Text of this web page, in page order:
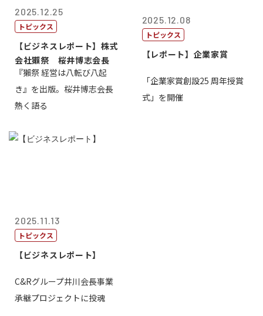
2025.12.25
トピックス
【ビジネスレポート】株式
会社獺祭 桜井博志会長
『獺祭 経営は八転び八起
き』を出版。桜井博志会長
熱く語る
2025.12.08
トピックス
【レポート】企業家賞
「企業家賞創設25 周年授賞
式」を開催
2025.11.13
トピックス
【ビジネスレポート】
C&Rグループ井川会長事業
承継プロジェクトに投魂